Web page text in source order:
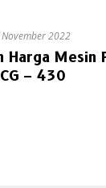
November 2022
Harga Mesin
– 430